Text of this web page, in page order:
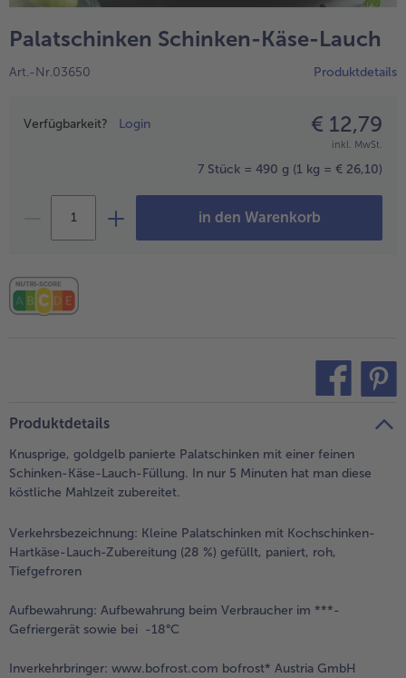
alle Obst
alle Süße Vielfalt
Confiserie & Feinkost
alle Küchenhelfer
Palatschinken Schinken-Käse-Lauch
Art.-Nr.03650 Produktdetails
Preisangabe
Verfügbarkeit? Login € 12,79
inkl. MwSt.
7 Stück = 490 g (1 kg = € 26,10)
in den Warenkorb
Produktdetails
Knusprige, goldgelb panierte Palatschinken mit einer feinen
Schinken-Käse-Lauch-Füllung. In nur 5 Minuten hat man diese
köstliche Mahlzeit zubereitet.
Verkehrsbezeichnung: Kleine Palatschinken mit Kochschinken-
Hartkäse-Lauch-Zubereitung (28 %) gefüllt, paniert, roh,
Tiefgefroren
Aufbewahrung: Aufbewahrung beim Verbraucher im ***-
Gefriergerät sowie bei -18°C
Inverkehrbringer: www.bofrost.com bofrost* Austria GmbH